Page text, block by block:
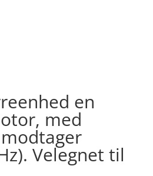
en
med
Velegnet til